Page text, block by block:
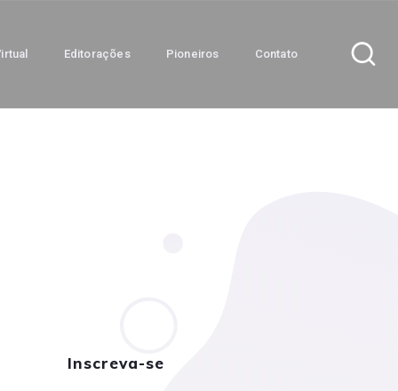
Editorações Pioneiros Contato
Inscreva-se